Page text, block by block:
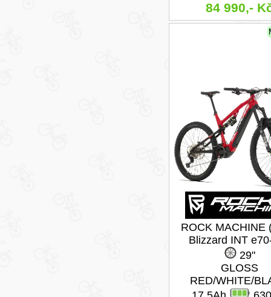
84 990,-
ROCK MACHINE
Blizzard INT
29"
GLOSS
RED/WHITE/